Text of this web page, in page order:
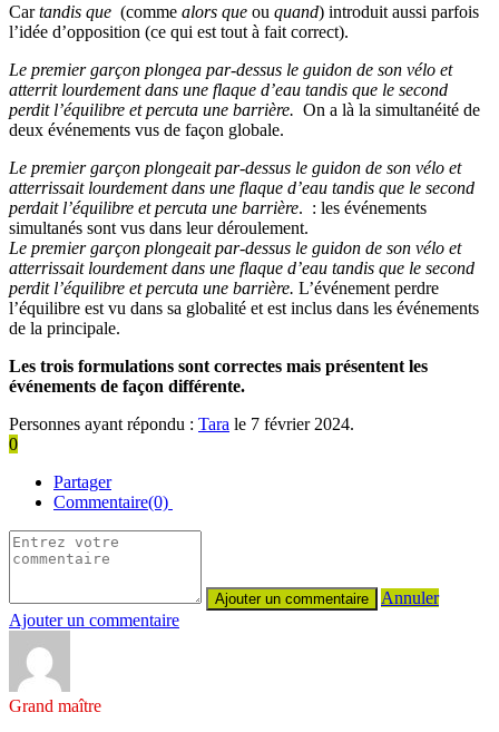
Cartandis que (comme alors que ou quand) introduit aussi parfois
l’idée d’opposition (ce qui est tout à fait correct).
Le premier garçon plongea par-dessus le guidon de son vélo et
atterrit lourdement dans une flaque d’eau tandis que le second
perdit l’équilibre et percuta une barrière. On a là la simultanéité de
deux événements vus de façon globale.
Le premier garçon plongeait par-dessus le guidon de son vélo et
atterrissait lourdement dans une flaque d’eau tandis que le second
perdait l’équilibre et percuta une barrière. : les événements
simultanés sont vus dans leur déroulement.
Le premier garçon plongeait par-dessus le guidon de son vélo et
atterrissait lourdement dans une flaque d’eau tandis que le second
perdit l’équilibre et percuta une barrière. L’événement perdre
l’équilibre est vu dans sa globalité et est inclus dans les événements
de la principale.
Les trois formulations sont correctes mais présentent les
événements de façon différente.
Personnes ayant répondu : Tara le 7 février 2024.
0
Partager
Commentaire(0)
Annuler
Ajouter un commentaire
Grand maître